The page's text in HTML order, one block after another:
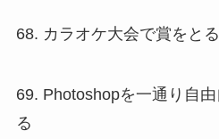
68. カラオケ大会で賞をとる
69. Photoshopを一通り自
る